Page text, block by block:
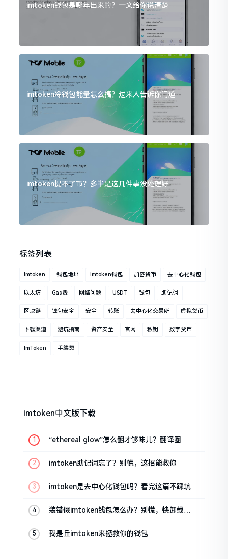
imtoken钱包是哪年出来的？一文给你说清楚
imtoken冷钱包能量怎么搞？过来人告诉你门道
imtoken提不了币？多半是这几件事没处理好
标签列表
Imtoken 钱包地址 Imtoken钱包 加密货币 去中心化钱包
以太坊 Gas费 网络问题 USDT 钱包 助记词
区块链 钱包安全 安全 转账 去中心化交易所 虚拟货币
下载渠道 避坑指南 资产安全 官网 私钥 数字货币
ImToken 手续费
imtoken中文版下载
“ethereal glow”怎么翻才够味儿？翻译圈老
imtoken助记词忘了？别慌，这招能救你
imtoken是去中心化钱包吗？看完这篇不踩坑
装错假imtoken钱包怎么办？别慌，快卸载，
我是丘imtoken来拯救你的钱包